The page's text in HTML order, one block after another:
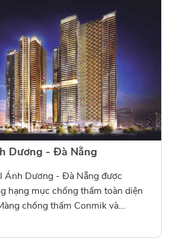
Dương - Đà Nẵng
Ánh Dương - Đà Nẵng được
hạng mục chống thấm toàn diện
chống thấm Conmik và
hộ cao tầng trước tác động khắc